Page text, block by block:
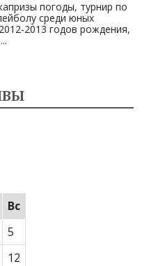
погоды, турнир по
среди юных
2013 годов рождения,
...
Вс
5
12